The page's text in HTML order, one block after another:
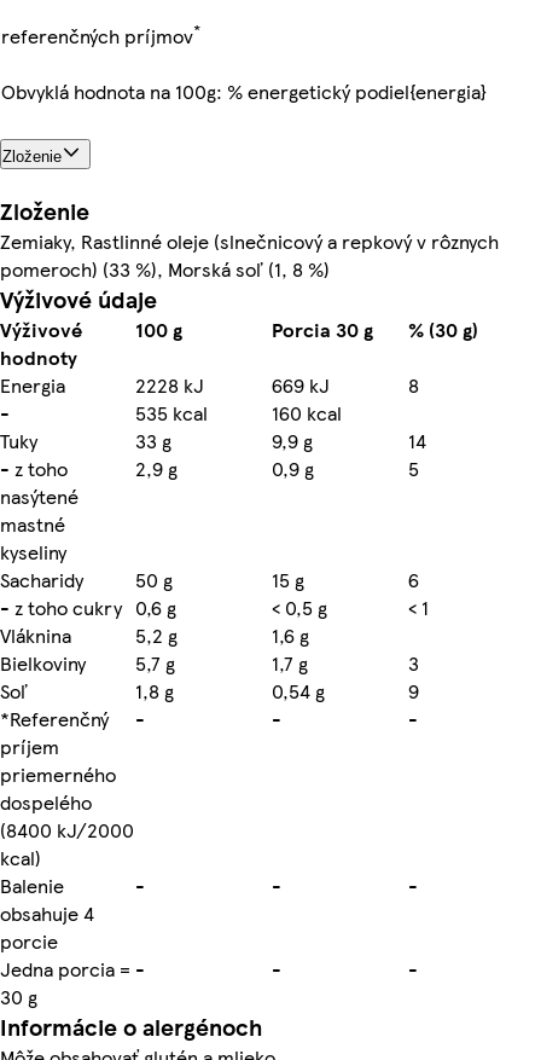
referenčných príjmov*
Obvyklá hodnota na 100g: % energetický podiel{energia}
Zloženie
Zloženie
Zemiaky, Rastlinné oleje (slnečnicový a repkový v rôznych
pomeroch) (33 %), Morská soľ (1, 8 %)
Výživové údaje
Výživové
hodnoty
100 g Porcia 30 g
% (30 g)
Energia
2228 kJ 669 kJ
8
-
535 kcal
160 kcal
Tuky
33 g 9,9 g
14
- z toho
nasýtené
mastné
kyseliny
2,9 g 0,9 g 5
Sacharidy 50 g 15 g
6
- z toho cukry 0,6 g < 0,5 g
< 1
Vláknina
5,2 g
1,6 g
Bielkoviny
5,7 g 1,7 g
3
Soľ
1,8 g 0,54 g
9
*Referenčný
príjem
priemerného
dospelého
(8400 kJ/2000
kcal)
- - -
Balenie
obsahuje 4
porcie
- - -
Jedna porcia =
30 g
- - -
Informácie o alergénoch